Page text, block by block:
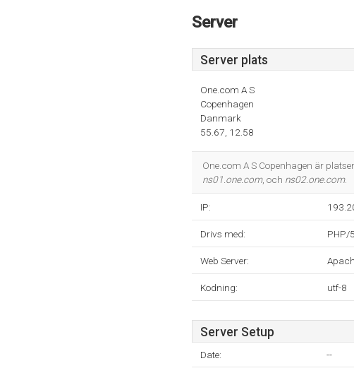
Server
Server plats
One.com A S
Copenhagen
Danmark
55.67, 12.58
One.com A S Copenhagen är
ns01.one.com, och ns02.one.com.
IP:
Drivs med: PHP/
Web Server:
Kodning: utf-8
Server Setup
Date: --